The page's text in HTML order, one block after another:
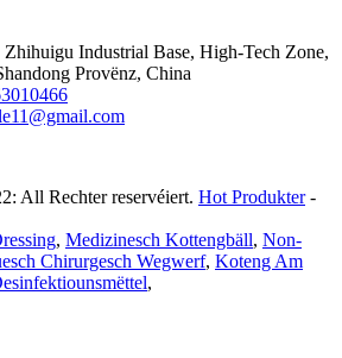
Industrial Base, High-Tech Zone,
Provënz, China
All Rechter reservéiert. Hot Produkter-
, Medizinesch Kottengbäll, Non-
Chirurgesch Wegwerf, Koteng Am
,